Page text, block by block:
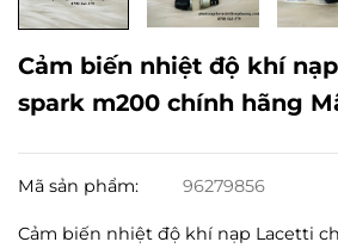
Cảm biến nhiệt độ khí
spark m200 chính hãng
Mã sản phẩm: 96279856
Cảm biến nhiệt độ khí nạp Lacetti